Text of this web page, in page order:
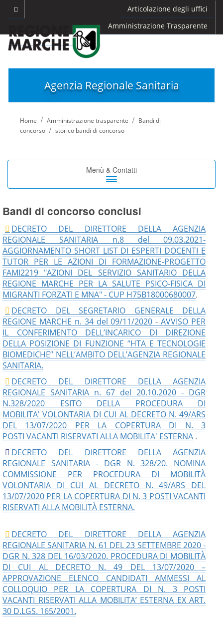
Articolazione degli uffici
Amministrazione Trasparente
Agenzia Regionale Sanitaria
Home / Amministrazione trasparente / Bandi di
concorso / storico bandi di concorso
Toggle
navigation
Menù & Contatti
Bandi di concorso conclusi
DECRETO DEL DIRETTORE DELLA AGENZIA
REGIONALE SANITARIA n.8 del 09.03.2021-
AGGIORNAMENTO SHORT LIST DI ESPERTI DOCENTI E
TUTOR PER LE AZIONI DI FORMAZIONE-PROGETTO
FAMI2219 "AZIONI DEL SERVIZIO SANITARIO DELLA
REGIONE MARCHE PER LA SALUTE PSICO-FISICA DI
MIGRANTI FORZATI E MNA" - CUP H75B18000680007.
DECRETO DEL SEGRETARIO GENERALE DELLA
REGIONE MARCHE n. 34 del 09/11/2020 - AVVISO PER
IL CONFERIMENTO DELL’INCARICO DI DIREZIONE
DELLA POSIZIONE DI FUNZIONE “HTA E TECNOLOGIE
BIOMEDICHE” NELL’AMBITO DELL’AGENZIA REGIONALE
SANITARIA.
DECRETO DEL DIRETTORE DELLA AGENZIA
REGIONALE SANITARIA n. 67 del 20.10.2020 - DGR
N.328/2020 ESITO DELLA PROCEDURA DI
MOBILITA' VOLONTARIA DI CUI AL DECRETO N. 49/ARS
DEL 13/07/2020 PER LA COPERTURA DI N. 3
POSTI VACANTI RISERVATI ALLA MOBILITA' ESTERNA .
DECRETO DEL DIRETTORE DELLA AGENZIA
REGIONALE SANITARIA - DGR N. 328/20. NOMINA
COMMISSIONE PER PROCEDURA DI MOBILITÀ
VOLONTARIA DI CUI AL DECRETO N. 49/ARS DEL
13/07/2020 PER LA COPERTURA DI N. 3 POSTI VACANTI
RISERVATI ALLA MOBILITÀ ESTERNA.
DECRETO DEL DIRETTORE DELLA AGENZIA
REGIONALE SANITARIA N. 61 DEL 23 SETTEMBRE 2020 -
DGR N. 328 DEL 16/03/2020. PROCEDURA DI MOBILITÀ
DI CUI AL DECRETO N. 49 DEL 13/07/2020 –
APPROVAZIONE ELENCO CANDIDATI AMMESSI AL
COLLOQUIO PER LA COPERTURA DI N. 3 POSTI
VACANTI RISERVATI ALLA MOBILITA’ ESTERNA EX ART.
30 D.LGS. 165/2001.